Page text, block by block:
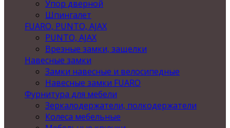
Упор дверной
Шпингалет
FUARO, PUNTO, AJAX
PUNTO, AJAX
Врезные замки, защелки
Навесные замки
Замки навесные и велосипедные
Навесные замки FUARO
Фурнитура для мебели
Зеркалодержатели, полкодержатели
Колеса мебельные